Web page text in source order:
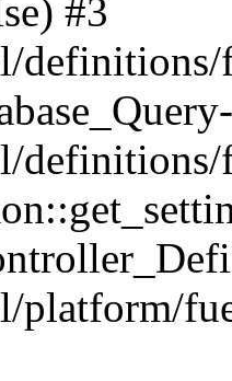
#3
definitions/